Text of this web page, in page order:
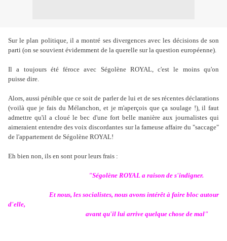
Sur le plan politique, il a montré ses divergences avec les décisions de son
parti (on se souvient évidemment de la querelle sur la question européenne).
Il a toujours été féroce avec Ségolène ROYAL, c'est le moins qu'on
puisse dire.
Alors, aussi pénible que ce soit de parler de lui et de ses récentes déclarations
(voilà que je fais du Mélanchon, et je m'aperçois que ça soulage !), il faut
admettre qu'il a cloué le bec d'une fort belle manière aux journalistes qui
aimeraient entendre des voix discordantes sur la fameuse affaire du "saccage"
de l'appartement de Ségolène ROYAL!
Eh bien non, ils en sont pour leurs frais :
"Ségolène ROYAL a raison de s'indigner.
Et nous, les socialistes, nous avons intérêt à faire bloc autour
d'elle,
avant qu'il lui arrive quelque chose de mal"